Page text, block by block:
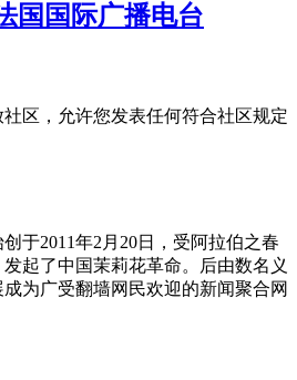
国国际广播电台
区，允许您发表任何符合社区规定
2011年2月20日，受阿拉伯之春
起了中国茉莉花革命。后由数名义
为广受翻墙网民欢迎的新闻聚合网